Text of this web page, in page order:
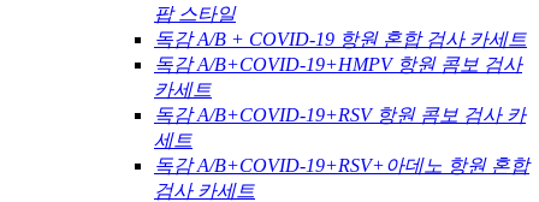
팝 스타일
독감 A/B + COVID-19 항원 혼합 검사 카세트
독감 A/B+COVID-19+HMPV 항원 콤보 검사
카세트
독감 A/B+COVID-19+RSV 항원 콤보 검사 카
세트
독감 A/B+COVID-19+RSV+아데노 항원 혼합
검사 카세트